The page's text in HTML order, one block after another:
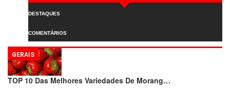
DESTAQUES
COMENTÁRIOS
TOP 10 Das Melhores Variedades De Morang…
GERAIS